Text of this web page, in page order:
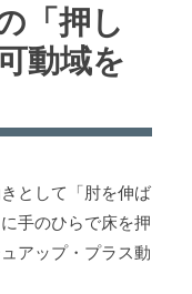
「押し
動域を
として「肘を伸ば
手のひらで床を押
アップ・プラス動